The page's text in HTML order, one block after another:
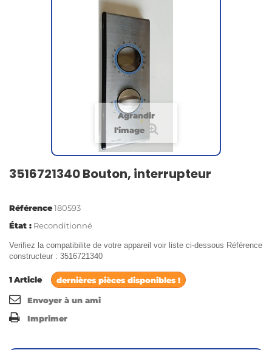
Agrandir
l'image
3516721340 Bouton, interrupteur
Référence180593
État : Reconditionné
Verifiez la compatibilite de votre appareil voir liste ci-dessous Référence
constructeur : 3516721340
1Article dernières pièces disponibles !
Envoyer à un ami
Imprimer